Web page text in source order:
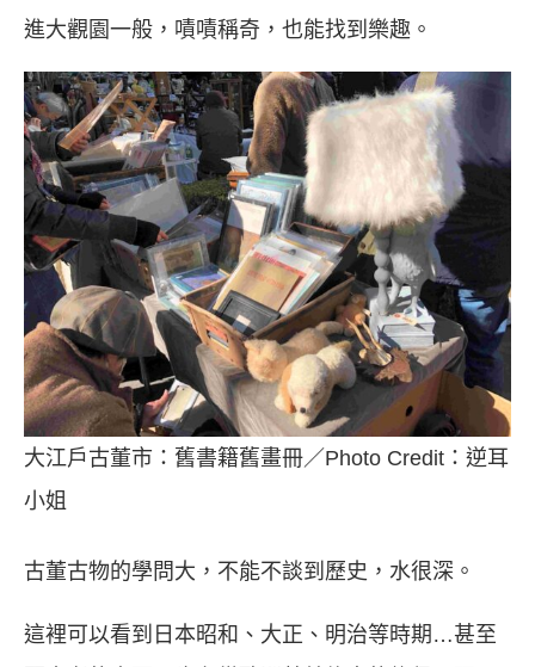
進大觀園一般，嘖嘖稱奇，也能找到樂趣。
大江戶古董市：舊書籍舊畫冊／Photo Credit：逆耳
小姐
古董古物的學問大，不能不談到歷史，水很深。
這裡可以看到日本昭和、大正、明治等時期…甚至